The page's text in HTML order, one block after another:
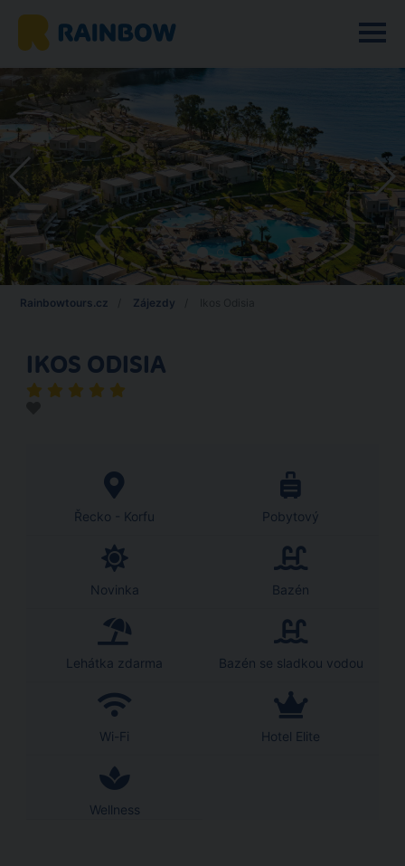
Rainbowtours.cz Zájezdy
IKOS ODISIA
Řecko - Korfu Pobytový
Novinka Bazén
Lehátka zdarma Bazén se sladkou vodou
Wi-Fi Hotel Elite
Wellness